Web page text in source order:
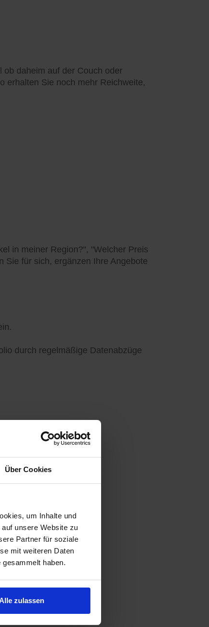
Über Cookies
um Inhalte und
unsere Website zu
Partner für soziale
mit weiteren Daten
haben.
zulassen
ob daheim auf der Couch oder
erhalten Sie noch mehr Reichweite,
in meiner Region?", "Welcher Preis
Sie für sich, ergänzen Ihre Angebote
durch regelmäßige Datenabzüge
sucht...